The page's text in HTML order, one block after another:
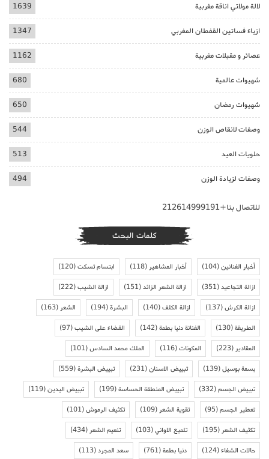
لالة مولاتي اناقة مغربية 1639
ازياء فساتين القفطان المغربي 1347
عصائر و مقبلات مغربية 1162
شهيوات عالمية 680
شهيوات رمضان 650
وصفات لانقاص الوزن 544
حلويات العيد 513
وصفات لزيادة الوزن 494
للاتصال بنا+212614999191
كلمات البحث
أخبار الفنانين(104) أخبار المشاهير(118) ابتسام تسكت(120)
ازالة التجاعيد(351) ازالة الشعر الزائد(151) ازالة الشيب(222)
ازالة الكرش(137) ازالة الكلف(140) البشرة(194) الشعر(163)
الطريقة(130) الفنانة دنيا بطمة(142) القضاء على الشيب(97)
المقادير(223) المكونات(116) الملك محمد السادس(101)
بسمة بوسيل(139) تبييض الاسنان(231) تبييض البشرة(559)
تبييض الجسم(332) تبييض المنطقة الحساسة(199) تبييض اليدين(119)
تعطير الجسم(95) تقوية الشعر(109) تكثيف الرموش(101)
تكثيف الشعر(195) تلميع الاواني(103) تنعيم الشعر(434)
حالات الشفاء(124) دنيا بطمة(761) سعد المجرد(113)